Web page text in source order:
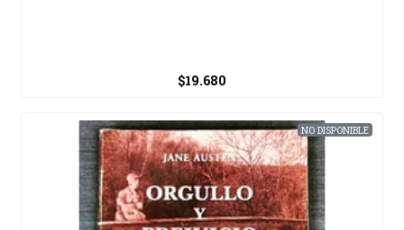
$19.680
NO DISPONIBLE